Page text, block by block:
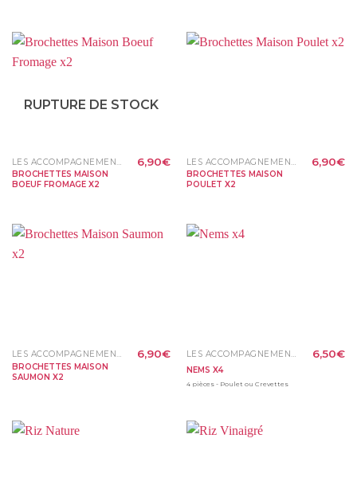
RUPTURE DE STOCK
LES ACCOMPAGNEMENTS
BROCHETTES MAISON
BOEUF FROMAGE X2
6,90€
LES ACCOMPAGNEMENTS
BROCHETTES MAISON
POULET X2
6,90€
LES ACCOMPAGNEMENTS
BROCHETTES MAISON
SAUMON X2
6,90€
LES ACCOMPAGNEMENTS
NEMS X4
6,50€
4 pièces - Poulet ou Crevettes